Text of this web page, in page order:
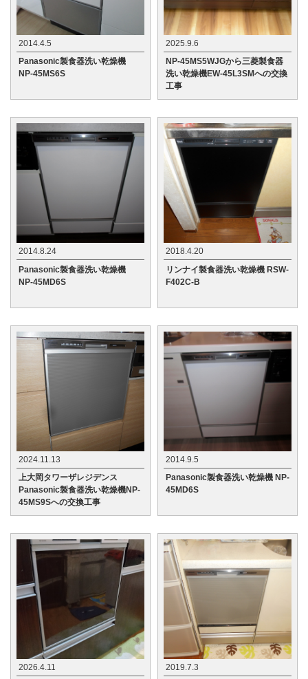
2014.4.5
Panasonic製食器洗い乾燥機
NP-45MS6S
2025.9.6
NP-45MS5WJGから三菱製食器
洗い乾燥機EW-45L3SMへの交換
工事
2014.8.24
Panasonic製食器洗い乾燥機
NP-45MD6S
2018.4.20
リンナイ製食器洗い乾燥機 RSW-
F402C-B
2024.11.13
上大岡タワーザレジデンス
Panasonic製食器洗い乾燥機NP-
45MS9Sへの交換工事
2014.9.5
Panasonic製食器洗い乾燥機 NP-
45MD6S
2026.4.11
2019.7.3